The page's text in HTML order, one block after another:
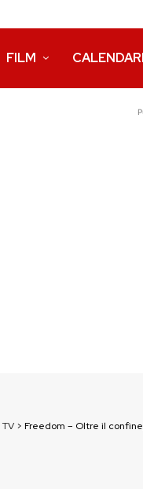
FILM CALENDARI
TV> Freedom – Oltre il